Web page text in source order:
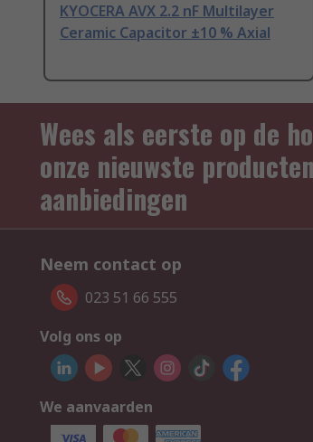
KYOCERA AVX 2.2 nF Multilayer
Ceramic Capacitor ±10 % Axial
Wees als eerste op de
onze nieuwste
aanbiedingen
Neem contact op
023 51 66 555
Volg ons op
We aanvaarden